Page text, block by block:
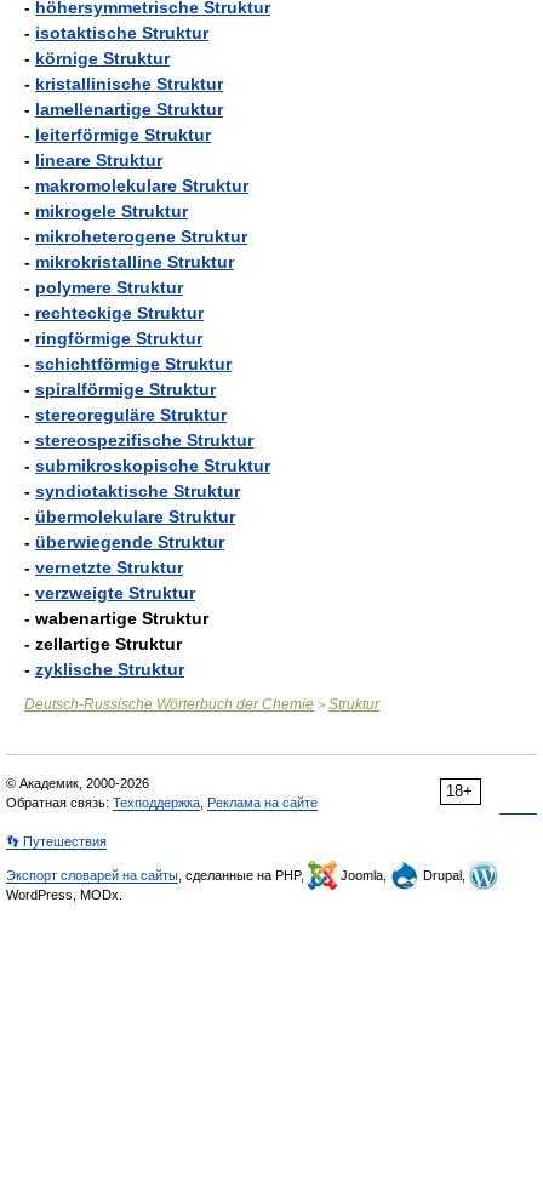
- höhersymmetrische Struktur
- isotaktische Struktur
- körnige Struktur
- kristallinische Struktur
- lamellenartige Struktur
- leiterförmige Struktur
- lineare Struktur
- makromolekulare Struktur
- mikrogele Struktur
- mikroheterogene Struktur
- mikrokristalline Struktur
- polymere Struktur
- rechteckige Struktur
- ringförmige Struktur
- schichtförmige Struktur
- spiralförmige Struktur
- stereoreguläre Struktur
- stereospezifische Struktur
- submikroskopische Struktur
- syndiotaktische Struktur
- übermolekulare Struktur
- überwiegende Struktur
- vernetzte Struktur
- verzweigte Struktur
- wabenartige Struktur
- zellartige Struktur
- zyklische Struktur
Deutsch-Russische Wörterbuch der Chemie > Struktur
18+
© Академик, 2000-2026
Обратная связь: Техподдержка Реклама на сайте
👣 Путешествия
Экспорт словарей на сайты , сделанные на PHP, Joomla,
Drupal,
WordPress, MODx.